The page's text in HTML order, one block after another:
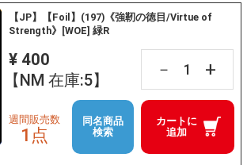
【JP】【Foil】(197)《強靭の徳目/Virtue of
Strength》[WOE] 緑R
¥ 400
【NM 在庫:5】
－ +
カートに
追加
週間販売数
1点
同名商品
検索